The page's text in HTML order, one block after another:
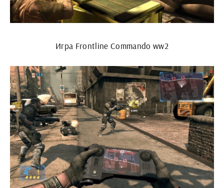
Игра Frontline Commando ww2